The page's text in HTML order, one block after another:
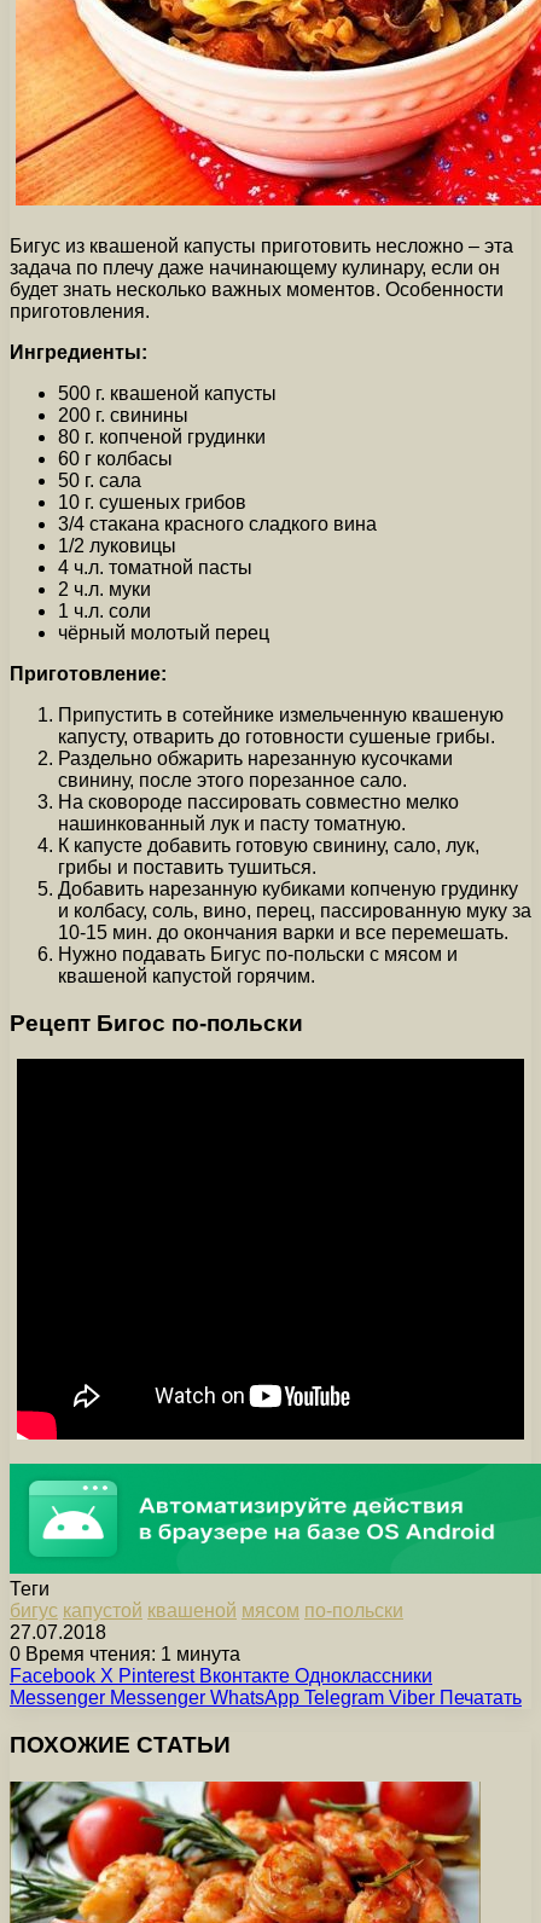
Бигус из квашеной капусты приготовить несложно – эта
задача по плечу даже начинающему кулинару, если он
будет знать несколько важных моментов. Особенности
приготовления.
Ингредиенты:
500 г. квашеной капусты
200 г. свинины
80 г. копченой грудинки
60 г колбасы
50 г. сала
10 г. сушеных грибов
3/4 стакана красного сладкого вина
1/2 луковицы
4 ч.л. томатной пасты
2 ч.л. муки
1 ч.л. соли
чёрный молотый перец
Приготовление:
Припустить в сотейнике измельченную квашеную
капусту, отварить до готовности сушеные грибы.
Раздельно обжарить нарезанную кусочками
свинину, после этого порезанное сало.
На сковороде пассировать совместно мелко
нашинкованный лук и пасту томатную.
К капусте добавить готовую свинину, сало, лук,
грибы и поставить тушиться.
Добавить нарезанную кубиками копченую грудинку
и колбасу, соль, вино, перец, пассированную муку за
10-15 мин. до окончания варки и все перемешать.
Нужно подавать Бигус по-польски с мясом и
квашеной капустой горячим.
Рецепт Бигос по-польски
Теги
бигус капустой квашеной мясом по-польски
27.07.2018
0 Время чтения: 1 минута
Facebook X Pinterest Вконтакте Одноклассники
Messenger Messenger WhatsApp Telegram Viber Печатать
ПОХОЖИЕ СТАТЬИ